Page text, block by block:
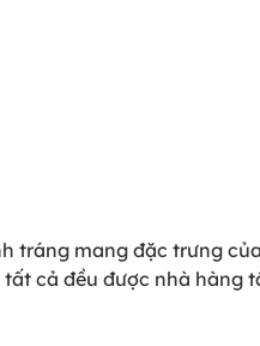
tráng mang đặc trưng của
cả đều được nhà hàng